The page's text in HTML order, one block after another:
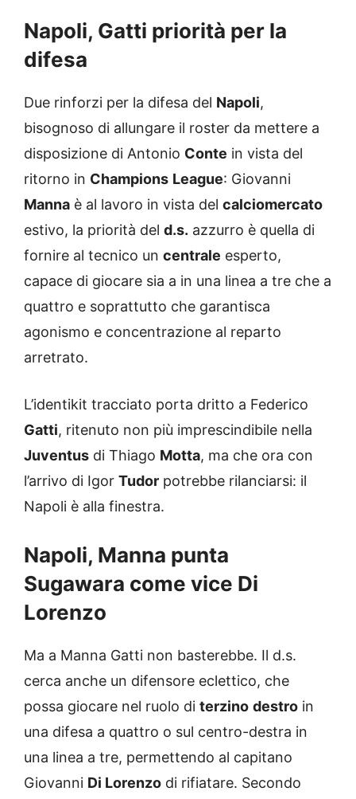
Napoli, Gatti priorità per la
difesa
Due rinforzi per la difesa del Napoli,
bisognoso di allungare il roster da mettere a
disposizione di Antonio Conte in vista del
ritorno in Champions League: Giovanni
Manna è al lavoro in vista del calciomercato
estivo, la priorità del d.s. azzurro è quella di
fornire al tecnico un centrale esperto,
capace di giocare sia a in una linea a tre che a
quattro e soprattutto che garantisca
agonismo e concentrazione al reparto
arretrato.
L’identikit tracciato porta dritto a Federico
Gatti, ritenuto non più imprescindibile nella
Juventus di Thiago Motta, ma che ora con
l’arrivo di Igor Tudor potrebbe rilanciarsi: il
Napoli è alla finestra.
Napoli, Manna punta
Sugawara come vice Di
Lorenzo
Ma a Manna Gatti non basterebbe. Il d.s.
cerca anche un difensore eclettico, che
possa giocare nel ruolo di terzino destro in
una difesa a quattro o sul centro-destra in
una linea a tre, permettendo al capitano
Giovanni Di Lorenzo di rifiatare. Secondo